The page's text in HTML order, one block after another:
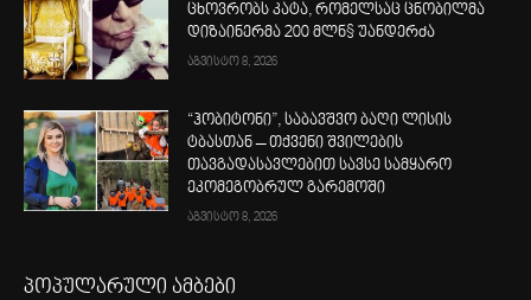
ცხოვრობს კატა, რომელსაც ცნობილმა
დიზაინერმა 200 მლნ$ უანდერძა
აგვისტო 8, 2026
“ჰობიტონი”, საბავშვო ბაღი ლისის
ტბასთან – თქვენი შვილების
თავგადასავლებით სავსე სამყარო
ეკომეგობრულ გარემოში
აგვისტო 8, 2026
პოპულარული ამბები